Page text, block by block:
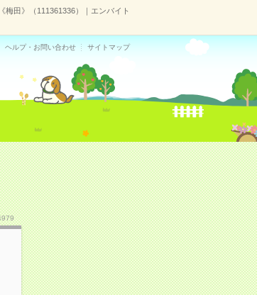
梅田》（111361336）｜エンバイト
ヘルプ・お問い合わせ サイトマップ